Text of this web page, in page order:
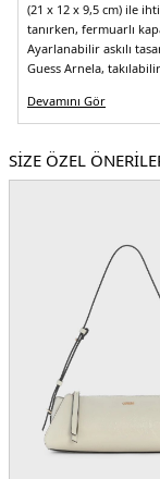
(21 x 12 x 9,5 cm) ile
tanırken, fermuarlı
Ayarlanabilir askılı
Guess Arnela,
yaşamınıza konfor
yanınıza alarak, her
21 x 12 x 9,5 cm
Kapama Şekli:
Fermuarlı
Yaş Grubu:Yetişkin
Askı Türü:Ayarlanabilir
Menşei:Burma
Detaylar:
- Takılabilir
kayış uzunluğu 127 cm
Devamını Gör
SİZE ÖZEL